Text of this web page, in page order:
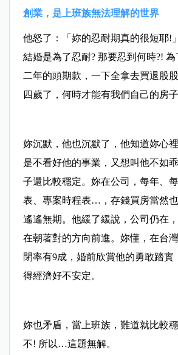
創業，是上班族無法理解的世界
他怒了：「妳的忍耐期真的很短耶!
結婚是為了忍耐? 那要忍到何時?!
二年的頭期款，一下全拿去買退股
四歲了，何時才能有我們自己的房子
妳沉默，他也沉默了，他知道妳心
是不看好他的事業，又想叫他不如
子還比較穩定。妳在公司，每年、
表、專案時程表…，存錢買房當然
遙遙無期。他緩了緩說，公司仍在
在朝著對的方向前進。妳懂，在台
閉率有9成，婚前欣賞他的勇敢踏實
得經濟好不安定。
妳也矛盾，當上班族，難道就比較
不! 所以…這題無解。